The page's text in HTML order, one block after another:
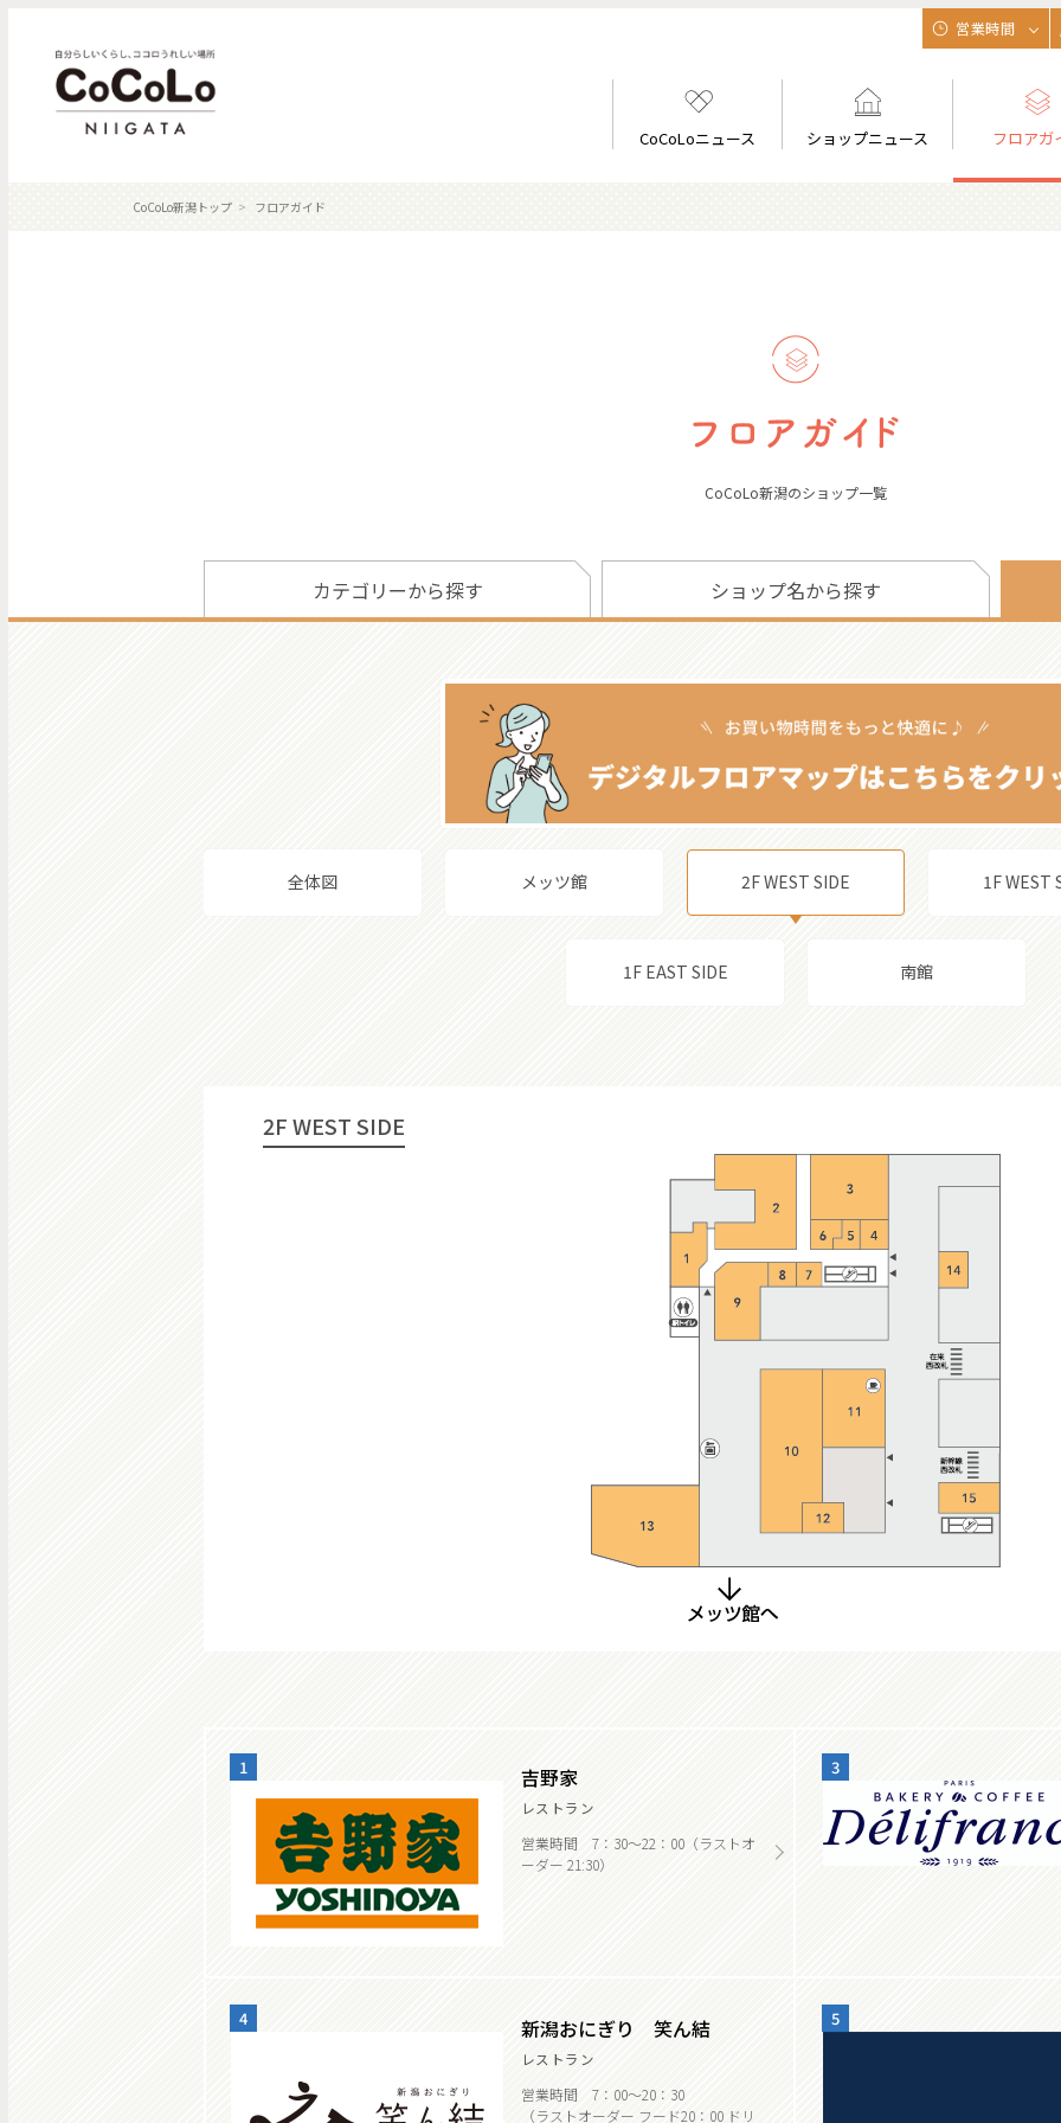
CoCoLoニュース ショップニュース フロアガ
営業時間
CoCoLo新潟トップ フロアガイド
CoCoLo新潟のショップ一覧
カテゴリーから探す ショップ名から探す
全体図 メッツ館 2F WEST SIDE 1F WEST
1F EAST SIDE 南館
2F WEST SIDE
1 吉野家
レストラン
営業時間 7：30～22：00（ラストオ
ーダー 21:30）
3
4 新潟おにぎり 笑ん結
レストラン
営業時間 7：00～20：30
（ラストオーダー フード20：00 ドリ
5